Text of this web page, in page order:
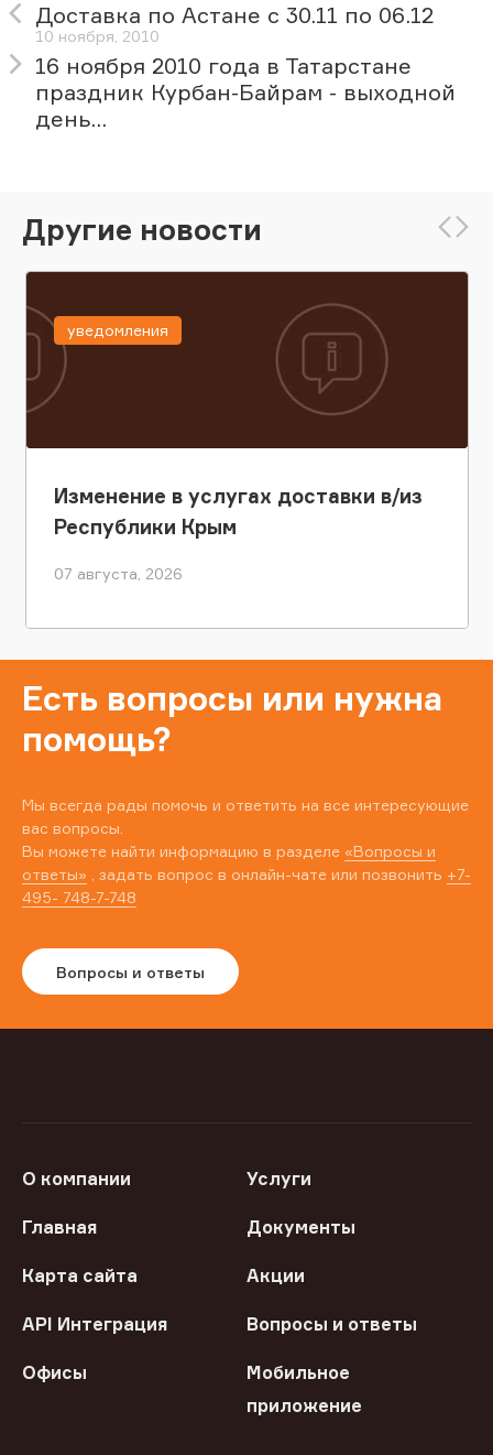
Доставка по Астане с 30.11 по 06.12
10 ноября, 2010
16 ноября 2010 года в Татарстане
праздник Курбан-Байрам - выходной
день...
Другие новости
Изменение в услугах доставки в/из
Республики Крым
07 августа, 2026
уведомления
Есть вопросы или нужна
помощь?
Мы всегда рады помочь и ответить на все интересующие
вас вопросы.
Вы можете найти информацию в разделе «Вопросы и
ответы» , задать вопрос в онлайн-чате или позвонить +7-
495- 748-7-748
Вопросы и ответы
О компании Услуги
Главная Документы
Карта сайта Акции
API Интеграция Вопросы и ответы
Офисы
Мобильное
приложение